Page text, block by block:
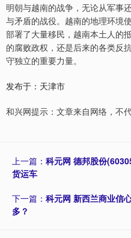
明朝与越南的战争，无论从军事
与矛盾的战役。越南的地理环境
部署了大量移民，越南本土人的
的腐败政权，还是后来的各类反
守独立的重要力量。
发布于：天津市
和兴网提示：文章来自网络，不代
上一篇： 科元网 德邦股份
货运车
下一篇： 科元网 新西兰商业信
多？